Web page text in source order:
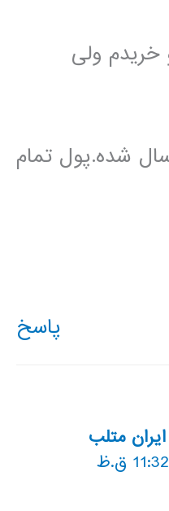
ولی
ارسال شده.پول تمام
پاسخ
ایران متلب